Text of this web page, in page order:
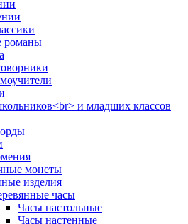
романы
и младших классов
монеты
изделия
часы
Часы настольные
Часы настенные